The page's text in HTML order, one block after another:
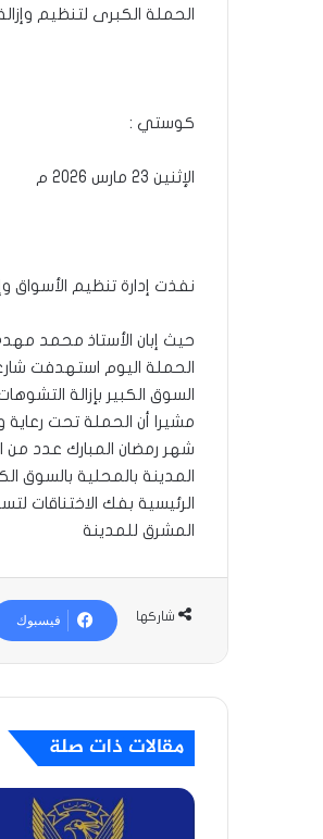
الحملة الكبرى لتنظيم
كوستي :
الإثنين 23 مارس 2026 م
نفذت إدارة تنظيم الأسواق
حيث إبان الأستاذ محمد مهدي
الحملة اليوم استهدفت
السوق الكبير بإزالة
مشيرا أن الحملة تحت رعاية
شهر رمضان المبارك عدد من
المدينة بالمحلية بالسوق
الرئيسية بفك الاختناقات
المشرق للمدينة
شاركها فيسبوك
مقالات ذات صلة